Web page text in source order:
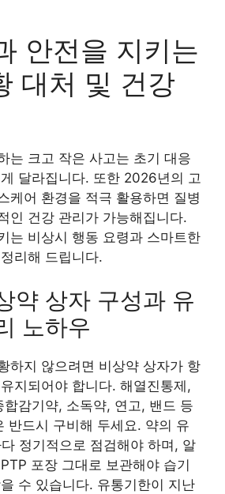
안전을 지키는
대처 및 건강
는 크고 작은 사고는 초기 대응
달라집니다. 또한 2026년의 고
케어 환경을 적극 활용하면 질병
인 건강 관리가 가능해집니다.
는 비상시 행동 요령과 스마트한
리해 드립니다.
약 상자 구성과 유
노하우
하지 않으려면 비상약 상자가 항
지되어야 합니다. 해열진통제,
감기약, 소독약, 연고, 밴드 등
반드시 구비해 두세요. 약의 유
정기적으로 점검해야 하며, 알
포장 그대로 보관해야 습기
수 있습니다. 유통기한이 지난